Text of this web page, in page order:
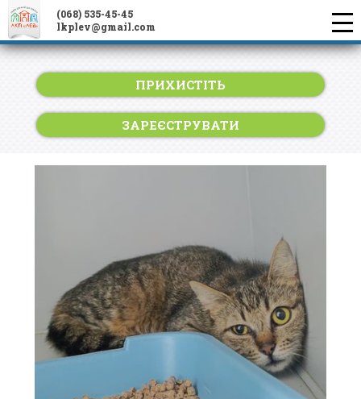
(068) 535-45-45
lkplev@gmail.com
ПРИХИСТІТЬ
ЗАРЕЄСТРУВАТИ